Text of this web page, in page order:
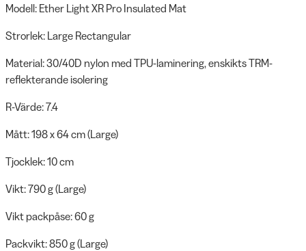
Modell: Ether Light XR Pro Insulated Mat
Strorlek: Large Rectangular
Material: 30/40D nylon med TPU-laminering, enskikts TRM-
reflekterande isolering
R-Värde: 7.4
Mått: 198 x 64 cm (Large)
Tjocklek: 10 cm
Vikt: 790 g (Large)
Vikt packpåse: 60 g
Packvikt: 850 g (Large)